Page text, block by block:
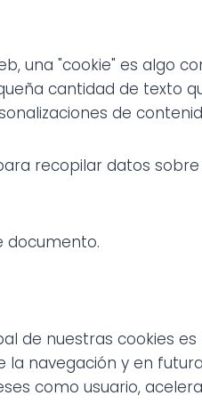
una "cookie" es algo
cantidad de texto
de
recopilar datos
documento.
de nuestras cookies
navegación y en
como usuario,